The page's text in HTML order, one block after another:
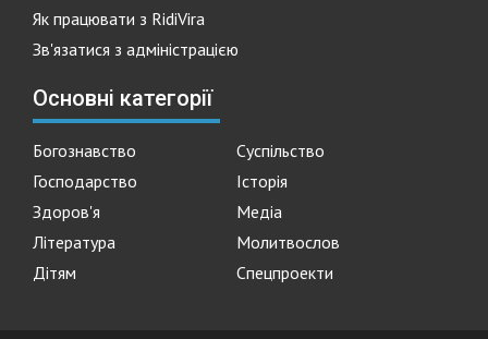
Як працювати з RidiVira
Зв'язатися з адміністрацією
Основні категорії
Богознавство
Суспільство
Господарство
Історія
Здоров'я
Медіа
Література
Молитвослов
Дітям
Спецпроекти